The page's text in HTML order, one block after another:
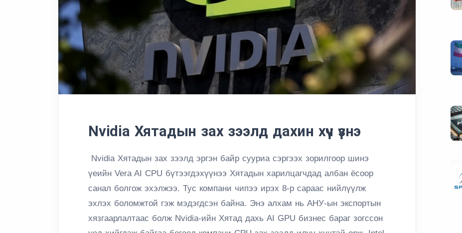
Nvidia Хятадын зах зээлд дахин хүч үзнэ
Nvidia Хятадын зах зээлд эргэн байр сууриа сэргээх зорилгоор шинэ
үеийн Vera AI CPU бүтээгдэхүүнээ Хятадын харилцагчдад албан ёсоор
санал болгож эхэлжээ. Тус компани чипээ ирэх 8-р сараас нийлүүлж
эхлэх боломжтой гэж мэдэгдсэн байна. Энэ алхам нь АНУ-ын экспортын
хязгаарлалтаас болж Nvidia-ийн Хятад дахь AI GPU бизнес бараг зогссон